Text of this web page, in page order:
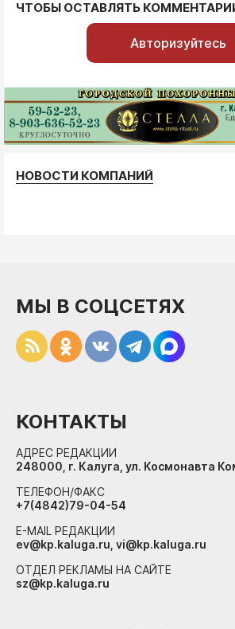
ЧТОБЫ ОСТАВЛЯТЬ
Авторизуйтесь
НОВОСТИ КОМПАНИЙ
МЫ В СОЦСЕТЯХ
КОНТАКТЫ
АДРЕС РЕДАКЦИИ
248000, г. Калуга, ул. Космонавта
ТЕЛЕФОН/ФАКС
+7(4842)79-04-54
E-MAIL РЕДАКЦИИ
ev@kp.kaluga.ru, vi@kp.kaluga.ru
ОТДЕЛ РЕКЛАМЫ НА САЙТЕ
sz@kp.kaluga.ru